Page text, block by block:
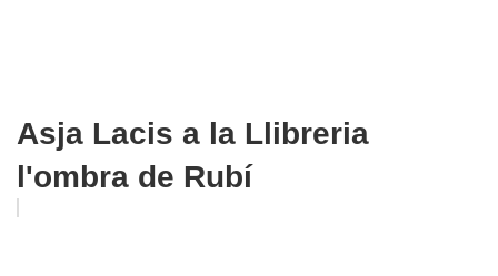
Asja Lacis a la Llibreria
l'ombra de Rubí